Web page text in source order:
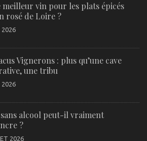
meilleur vin pour les plats épicés
rosé de Loire ?
2026
Vignerons : plus qu’une cave
une tribu
2026
alcool peut-il vraiment
?
2026